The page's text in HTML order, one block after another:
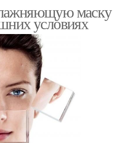
маску
условиях